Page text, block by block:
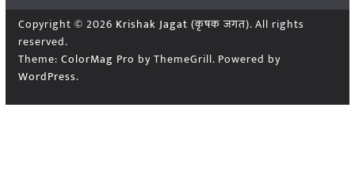
Copyright © 2026 Krishak Jagat (कृषक जगत). All rights
reserved.
Theme: ColorMag Pro by ThemeGrill. Powered by
WordPress.